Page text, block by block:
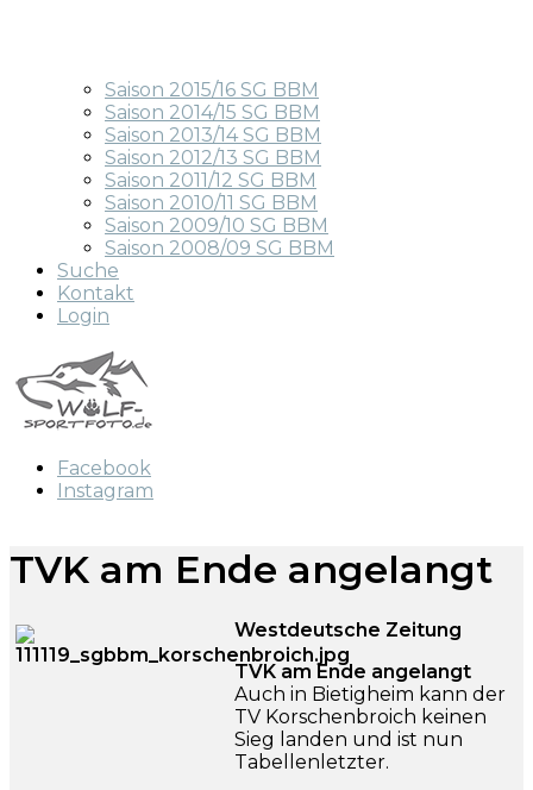
Saison 2015/16 SG BBM
Saison 2014/15 SG BBM
Saison 2013/14 SG BBM
Saison 2012/13 SG BBM
Saison 2011/12 SG BBM
Saison 2010/11 SG BBM
Saison 2009/10 SG BBM
Saison 2008/09 SG BBM
Suche
Kontakt
Login
Facebook
Instagram
TVK am Ende angelangt
Westdeutsche Zeitung
TVK am Ende angelangt
Auch in Bietigheim kann der
TV Korschenbroich keinen
Sieg landen und ist nun
Tabellenletzter.